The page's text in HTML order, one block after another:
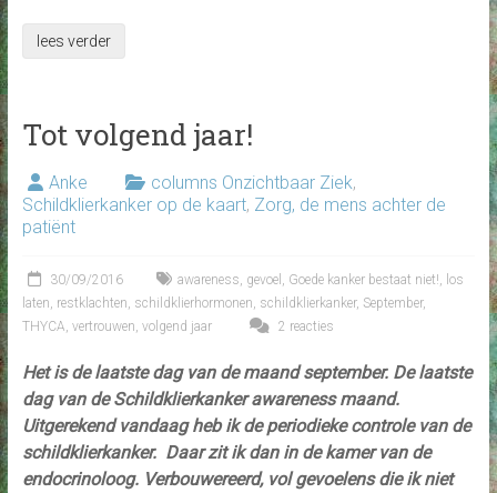
lees verder
Tot volgend jaar!
Anke columns Onzichtbaar Ziek,
Schildklierkanker op de kaart, Zorg, de mens achter de
patiënt
30/09/2016 awareness, gevoel , Goede kanker bestaat niet!, los
laten, restklachten, schildklierhormonen, schildklierkanker, September,
THYCA, vertrouwen, volgend jaar 2 reacties
Het is de laatste dag van de maand september. De laatste
dag van de Schildklierkanker awareness maand.
Uitgerekend vandaag heb ik de periodieke controle van de
schildklierkanker. Daar zit ik dan in de kamer van de
endocrinoloog. Verbouwereerd, vol gevoelens die ik niet